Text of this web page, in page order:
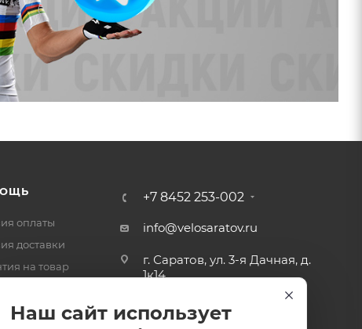
оплаты
доставки
на товар
ответ
+7 8452 253-002
info@velosaratov.ru
г. Саратов, ул. 3-я Дачная, д.
1к14
Наш сайт использует